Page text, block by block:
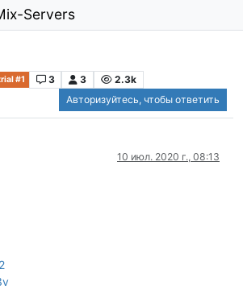
Servers
#1 3 3
2.3k
Авторизуйтесь, чтобы ответить
10 июл. 2020 г., 08:13